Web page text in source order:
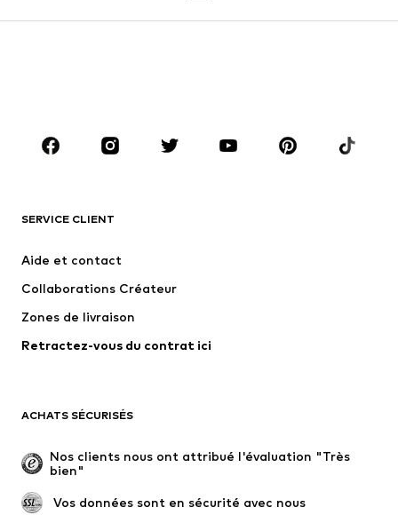
Jupes
Blouses et tuniques
Accessoires
Premium
Nouveautés
Lingerie
Manteaux
Jupes
Occasions spéciales
Exclusif
Remise à neuf
SERVICE CLIENT
Aide et contact
Collaborations Créateur
Zones de livraison
Retractez-vous du contrat ici
ACHATS SÉCURISÉS
Nos clients nous ont attribué l'évaluation "Très
bien"
Vos données sont en sécurité avec nous